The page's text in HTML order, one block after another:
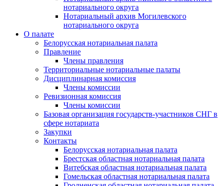
нотариального округа
Нотариальный архив Могилевского
нотариального округа
О палате
Белорусская нотариальная палата
Правление
Члены правления
Территориальные нотариальные палаты
Дисциплинарная комиссия
Члены комиссии
Ревизионная комиссия
Члены комиссии
Базовая организация государств-участников СНГ в
сфере нотариата
Закупки
Контакты
Белорусская нотариальная палата
Брестская областная нотариальная палата
Витебская областная нотариальная палата
Гомельская областная нотариальная палата